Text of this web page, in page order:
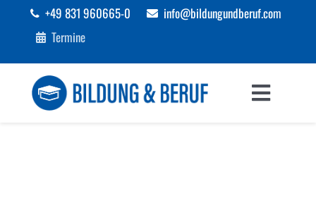
+49 831 960665-0
info@bildungundberuf.com
Termine
Toggle